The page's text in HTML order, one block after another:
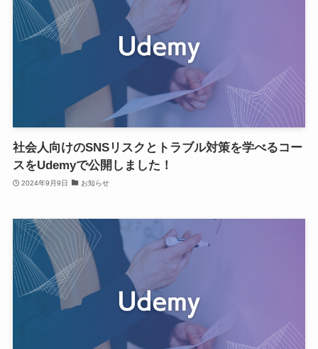
社会人向けのSNSリスクとトラブル対策を学べるコー
スをUdemyで公開しました！
2024年9月9日 お知らせ